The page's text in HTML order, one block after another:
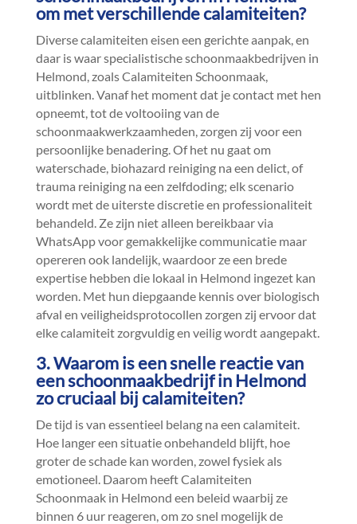
om met verschillende calamiteiten?
Diverse calamiteiten eisen een gerichte aanpak, en
daar is waar specialistische schoonmaakbedrijven in
Helmond, zoals Calamiteiten Schoonmaak,
uitblinken.​ Vanaf het moment dat je contact met hen
opneemt, tot de voltooiing van de
schoonmaakwerkzaamheden, zorgen zij voor een
persoonlijke benadering.​ Of het nu gaat om
waterschade, biohazard reiniging na een delict, of
trauma reiniging na een zelfdoding; elk scenario
wordt met de uiterste discretie en professionaliteit
behandeld.​ Ze zijn niet alleen bereikbaar via
WhatsApp voor gemakkelijke communicatie maar
opereren ook landelijk, waardoor ze een brede
expertise hebben die lokaal in Helmond ingezet kan
worden.​ Met hun diepgaande kennis over biologisch
afval en veiligheidsprotocollen zorgen zij ervoor dat
elke calamiteit zorgvuldig en veilig wordt aangepakt.​
3.​ Waarom is een snelle reactie van
een schoonmaakbedrijf in Helmond
zo cruciaal bij calamiteiten?
De tijd is van essentieel belang na een calamiteit.​
Hoe langer een situatie onbehandeld blijft, hoe
groter de schade kan worden, zowel fysiek als
emotioneel.​ Daarom heeft Calamiteiten
Schoonmaak in Helmond een beleid waarbij ze
binnen 6 uur reageren, om zo snel mogelijk de